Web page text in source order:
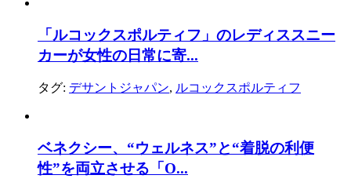
「ルコックスポルティフ」のレディススニー
カーが女性の日常に寄...
タグ: デサントジャパン, ルコックスポルティフ
ベネクシー、“ウェルネス”と“着脱の利便
性”を両立させる「O...